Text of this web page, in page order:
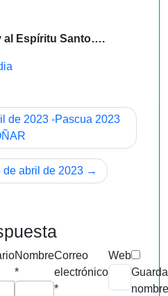
al Espíritu Santo….
de 2023 -Pascua 2023
de abril de 2023
Nombre
*
Correo
electrónico
*
Web